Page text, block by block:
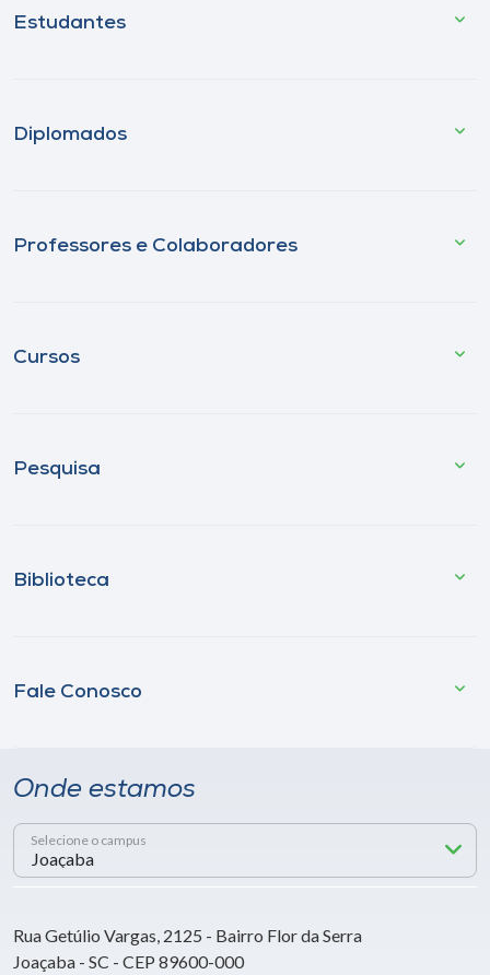
Estudantes
Diplomados
Professores e Colaboradores
Cursos
Pesquisa
Biblioteca
Fale Conosco
Onde estamos
Selecione o campus
Rua Getúlio Vargas, 2125 - Bairro Flor da Serra
Joaçaba - SC - CEP 89600-000